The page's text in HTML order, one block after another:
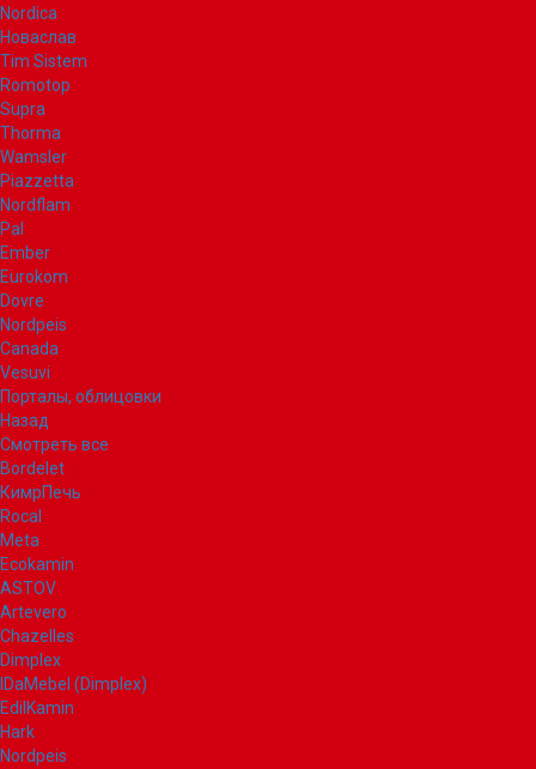
Nordica
Новаслав
Tim Sistem
Romotop
Supra
Thorma
Wamsler
Piazzetta
Nordflam
Pal
Ember
Eurokom
Dovre
Nordpeis
Canada
Vesuvi
Порталы, облицовки
Назад
Смотреть все
Bordelet
КимрПечь
Rocal
Meta
Ecokamin
ASTOV
Artevero
Chazelles
Dimplex
IDaMebel (Dimplex)
EdilKamin
Hark
Nordpeis